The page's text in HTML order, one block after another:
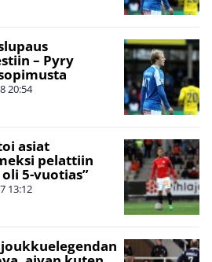
– Pyry
20:54
asiat
pelattiin
5-vuotias”
13:12